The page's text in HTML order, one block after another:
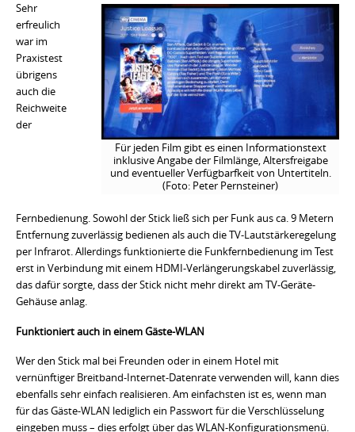
Für jeden Film gibt es einen Informationstext
inklusive Angabe der Filmlänge, Altersfreigabe
und eventueller Verfügbarfkeit von Untertiteln.
(Foto: Peter Pernsteiner)
Sehr
erfreulich
war im
Praxistest
übrigens
auch die
Reichweite
der
Fernbedienung. Sowohl der Stick ließ sich per Funk aus ca. 9 Metern
Entfernung zuverlässig bedienen als auch die TV-Lautstärkeregelung
per Infrarot. Allerdings funktionierte die Funkfernbedienung im Test
erst in Verbindung mit einem HDMI-Verlängerungskabel zuverlässig,
das dafür sorgte, dass der Stick nicht mehr direkt am TV-Geräte-
Gehäuse anlag.
Funktioniert auch in einem Gäste-WLAN
Wer den Stick mal bei Freunden oder in einem Hotel mit
vernünftiger Breitband-Internet-Datenrate verwenden will, kann dies
ebenfalls sehr einfach realisieren. Am einfachsten ist es, wenn man
für das Gäste-WLAN lediglich ein Passwort für die Verschlüsselung
eingeben muss – dies erfolgt über das WLAN-Konfigurationsmenü.